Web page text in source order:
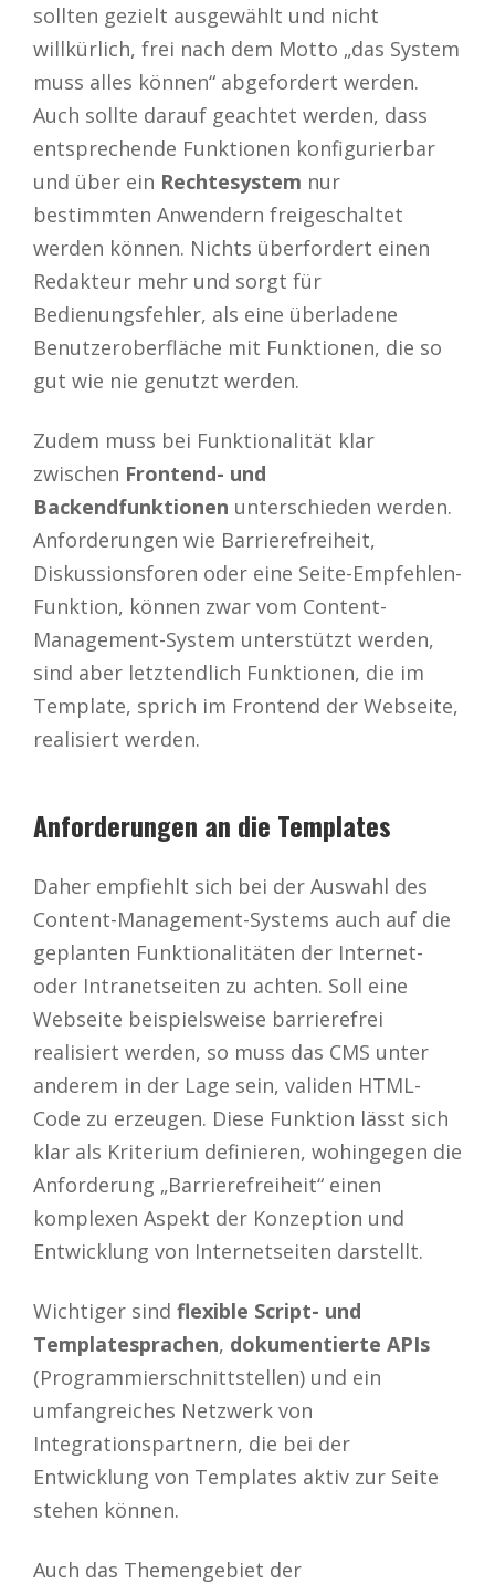
sollten gezielt ausgewählt und nicht
willkürlich, frei nach dem Motto „das System
muss alles können“ abgefordert werden.
Auch sollte darauf geachtet werden, dass
entsprechende Funktionen konfigurierbar
und über ein Rechtesystem nur
bestimmten Anwendern freigeschaltet
werden können. Nichts überfordert einen
Redakteur mehr und sorgt für
Bedienungsfehler, als eine überladene
Benutzeroberfläche mit Funktionen, die so
gut wie nie genutzt werden.
Zudem muss bei Funktionalität klar
zwischen Frontend- und
Backendfunktionen unterschieden werden.
Anforderungen wie Barrierefreiheit,
Diskussionsforen oder eine Seite-Empfehlen-
Funktion, können zwar vom Content-
Management-System unterstützt werden,
sind aber letztendlich Funktionen, die im
Template, sprich im Frontend der Webseite,
realisiert werden.
Anforderungen an die Templates
Daher empfiehlt sich bei der Auswahl des
Content-Management-Systems auch auf die
geplanten Funktionalitäten der Internet-
oder Intranetseiten zu achten. Soll eine
Webseite beispielsweise barrierefrei
realisiert werden, so muss das CMS unter
anderem in der Lage sein, validen HTML-
Code zu erzeugen. Diese Funktion lässt sich
klar als Kriterium definieren, wohingegen die
Anforderung „Barrierefreiheit“ einen
komplexen Aspekt der Konzeption und
Entwicklung von Internetseiten darstellt.
Wichtiger sind flexible Script- und
Templatesprachen, dokumentierte APIs
(Programmierschnittstellen) und ein
umfangreiches Netzwerk von
Integrationspartnern, die bei der
Entwicklung von Templates aktiv zur Seite
stehen können.
Auch das Themengebiet der